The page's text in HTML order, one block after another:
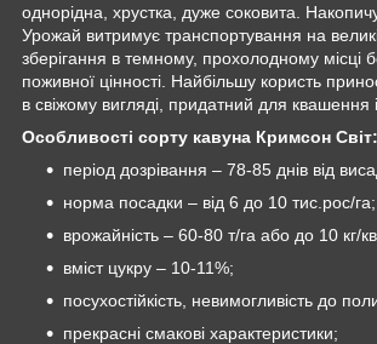
однорідна, хрустка, дуже соковита.
Урожай витримує транспортування на великі
зберігання в темному, прохолодному місці
поживної цінності. Найбільшу користь
в свіжому вигляді, придатний для квашення
Особливості сорту кавуна Кримсон Світ:
період дозрівання – 78-85 днів від
норма посадки – від 6 до 10 тис.рос/га;
врожайність – 60-80 т/га або до 10 кг/
вміст цукру – 10-11%;
посухостійкість, невимогливість до
прекрасні смакові характеристики;